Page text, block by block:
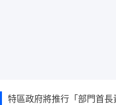
特區政府將推行「部門首